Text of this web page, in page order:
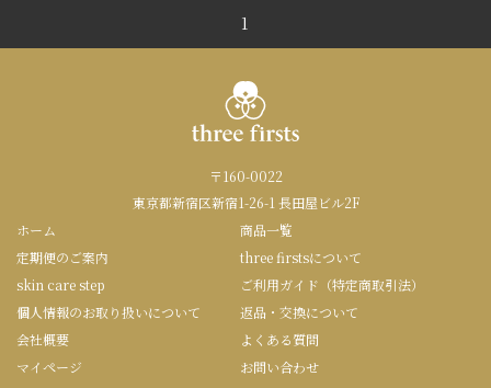
1
〒160-0022
東京都新宿区新宿1-26-1 長田屋ビル2F
ホーム
商品一覧
定期便のご案内
three firstsについて
skin care step
ご利用ガイド（特定商取引法）
個人情報のお取り扱いについて
返品・交換について
会社概要
よくある質問
マイページ
お問い合わせ